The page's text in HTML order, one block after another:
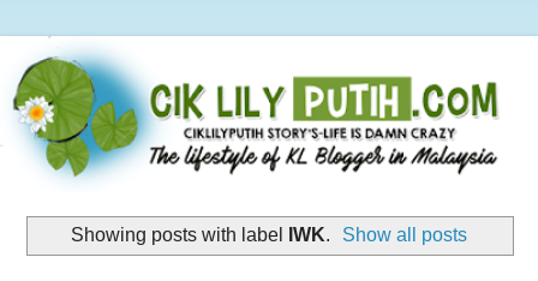
Showing posts with label IWK. Show all posts